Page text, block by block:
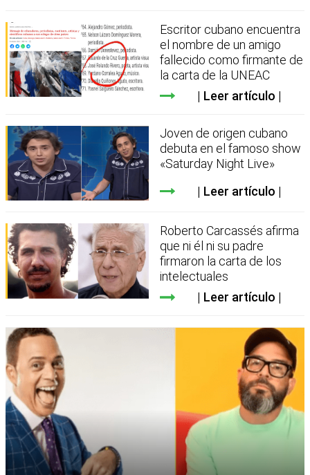
Escritor cubano encuentra
el nombre de un amigo
fallecido como firmante de
la carta de la UNEAC
Leer artículo
Joven de origen cubano
debuta en el famoso show
«Saturday Night Live»
Leer artículo
Roberto Carcassés afirma
que ni él ni su padre
firmaron la carta de los
intelectuales
Leer artículo